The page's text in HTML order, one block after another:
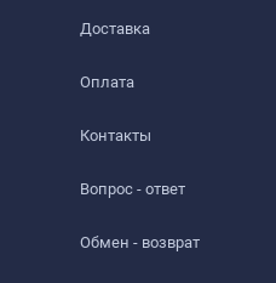
Доставка​
Оплата
Контакты
Вопрос - ответ
Обмен - возврат